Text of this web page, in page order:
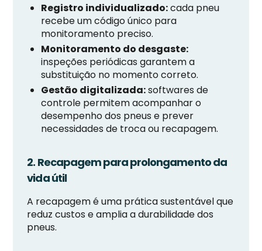
Registro individualizado:cada pneu
recebe um código único para
monitoramento preciso.
Monitoramento do desgaste:
inspeções periódicas garantem a
substituição no momento correto.
Gestão digitalizada:softwares de
controle permitem acompanhar o
desempenho dos pneus e prever
necessidades de troca ou recapagem.
2. Recapagem para prolongamento da
vida útil
A recapagem é uma prática sustentável que
reduz custos e amplia a durabilidade dos
pneus.